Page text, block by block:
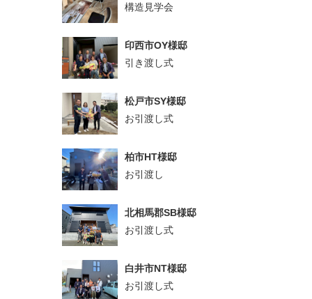
構造見学会
印西市OY様邸
引き渡し式
松戸市SY様邸
お引渡し式
柏市HT様邸
お引渡し
北相馬郡SB様邸
お引渡し式
白井市NT様邸
お引渡し式